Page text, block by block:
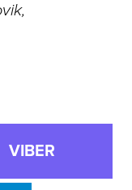
VIBER